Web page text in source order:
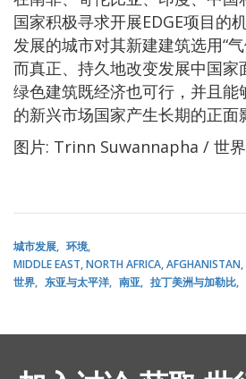
国家积极寻求开展EDGE项目的
发展的城市对其新建建筑选用“
而真正、持久地改变发展中国家
绿色建筑既经济也可行，并且能
的新兴市场国家产生长期的正面
图片: Trinn Suwannapha / 世
城市发展
环境
MIDDLE EAST, NORTH AFRICA,
世界
东亚与太平洋 南亚 拉丁美洲与加勒比